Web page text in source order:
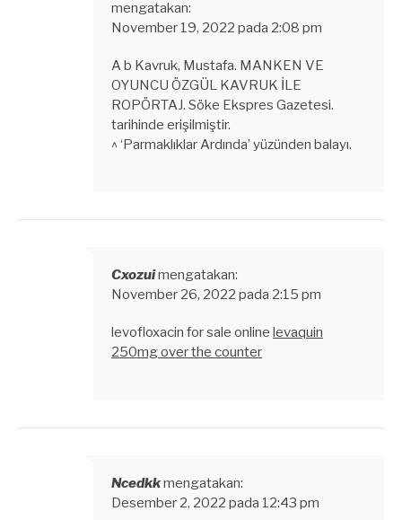
mengatakan:
November 19, 2022 pada 2:08 pm
A b Kavruk, Mustafa. MANKEN VE
OYUNCU ÖZGÜL KAVRUK İLE
ROPÖRTAJ. Söke Ekspres Gazetesi.
tarihinde erişilmiştir.
^ ‘Parmaklıklar Ardında’ yüzünden balayı.
Cxozuimengatakan:
November 26, 2022 pada 2:15 pm
levofloxacin for sale online levaquin
250mg over the counter
Ncedkkmengatakan:
Desember 2, 2022 pada 12:43 pm